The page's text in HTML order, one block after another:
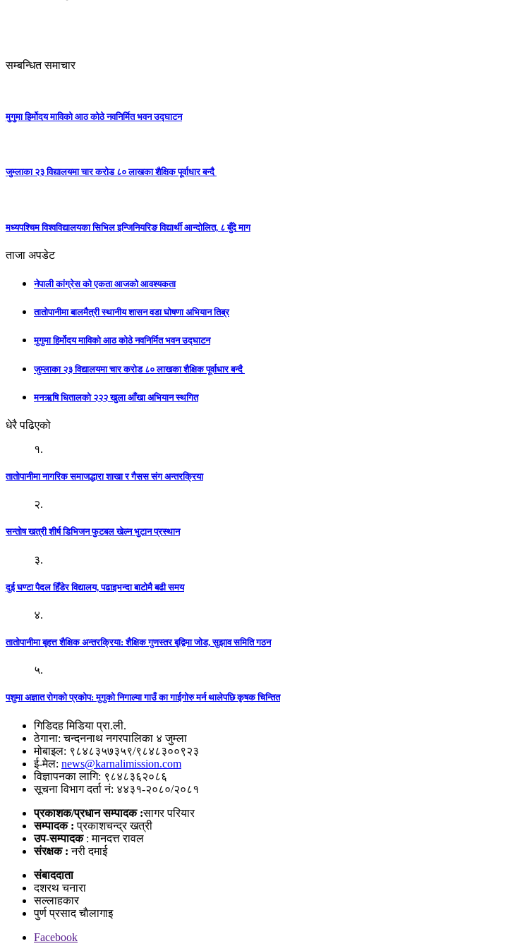
सम्बन्धित समाचार
मुगुमा हिर्मोदय माविको आठ कोठे नवनिर्मित भवन उद्घाटन
जुम्लाका २३ विद्यालयमा चार करोड ८० लाखका शैक्षिक पूर्वाधार बन्दै
मध्यपश्चिम विश्वविद्यालयका सिभिल इन्जिनियरिङ विद्यार्थी आन्दोलित, ८ बुँदे माग
ताजा अपडेट
नेपाली कांग्रेस को एकता आजको आवश्यकता
तातोपानीमा बालमैत्री स्थानीय शासन वडा घोषणा अभियान तिब्र
मुगुमा हिर्मोदय माविको आठ कोठे नवनिर्मित भवन उद्घाटन
जुम्लाका २३ विद्यालयमा चार करोड ८० लाखका शैक्षिक पूर्वाधार बन्दै
मनऋषि धितालको २२२ खुला आँखा अभियान स्थगित
धेरै पढिएको
१.
तातोपानीमा नागरिक समाजद्धारा शाखा र गैसस संग अन्तरक्रिया
२.
सन्तोष खत्री शीर्ष डिभिजन फुटबल खेल्न भुटान प्रस्थान
३.
दुई घण्टा पैदल हिँडेर विद्यालय, पढाइभन्दा बाटोमै बढी समय
४.
तातोपानीमा बृहत्त शैक्षिक अन्तरक्रिया: शैक्षिक गुणस्तर बृद्विमा जोड, सुझाव समिति गठन
५.
पशुमा अज्ञात रोगको प्रकोप: मुगुको निगाल्या गाउँ का गाईगोरु मर्न थालेपछि कृषक चिन्तित
गिडिदह मिडिया प्रा.ली.
ठेगाना: चन्दननाथ नगरपालिका ४ जुम्ला
मोबाइल: ९८४८३५७३५९/९८४८३००९२३
ई-मेल: news@karnalimission.com
विज्ञापनका लागि: ९८४८३६२०८६
सूचना विभाग दर्ता नं: ४४३१-२०८०/२०८१
प्रकाशक/प्रधान सम्पादक :सागर परियार
सम्पादक :प्रकाशचन्द्र खत्री
उप-सम्पादक: मानदत्त रावल
संरक्षक : नरी दमाई
संबाददाता
दशरथ चनारा
सल्लाहकार
पुर्ण प्रसाद चाैलागाइ
Facebook